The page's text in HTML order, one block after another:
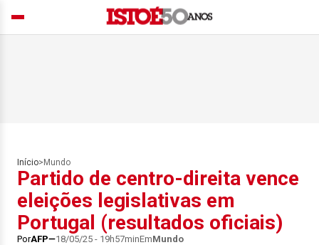
Início> Mundo
Partido de centro-direita vence
eleições legislativas em
Portugal (resultados oficiais)
PorAFP 18/05/25 - 19h57minEmMundo